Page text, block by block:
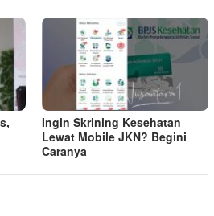
Ingin Skrining Kesehatan
Lewat Mobile JKN? Begini
Caranya